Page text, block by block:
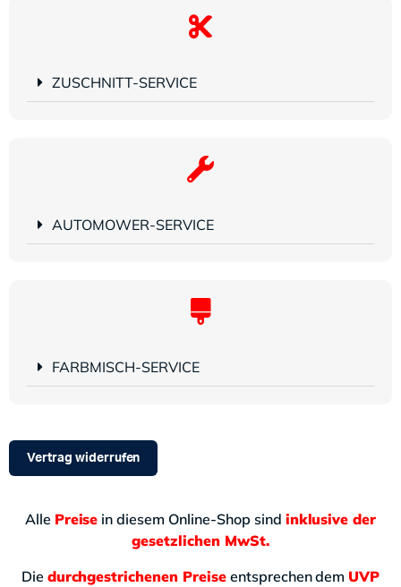
ZUSCHNITT-SERVICE
AUTOMOWER-SERVICE
FARBMISCH-SERVICE
Vertrag widerrufen
Alle Preise in diesem Online-Shop sind inklusive der
gesetzlichen MwSt.
Die durchgestrichenen Preiseentsprechen dem UVP